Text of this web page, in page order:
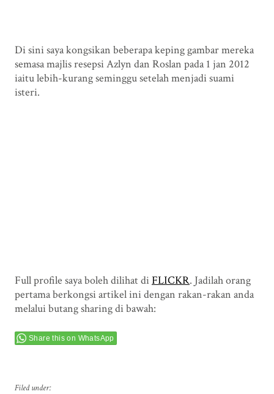
Di sini saya kongsikan beberapa keping gambar mereka
semasa majlis resepsi Azlyn dan Roslan pada 1 jan 2012
iaitu lebih-kurang seminggu setelah menjadi suami
isteri.
Full profile saya boleh dilihat diFLICKR. Jadilah orang
pertama berkongsi artikel ini dengan rakan-rakan anda
melalui butang sharing di bawah:
Share this on WhatsApp
Filed under: